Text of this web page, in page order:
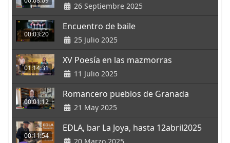
26 Septiembre 2025
00:03:20
Encuentro de baile
25 Julio 2025
01:14:31
XV Poesía en las mazmorras
11 Julio 2025
00:01:12
Romancero pueblos de Granada
21 May 2025
00:11:54
EDLA, bar La Joya, hasta 12abril2025
20 Marzo 2025